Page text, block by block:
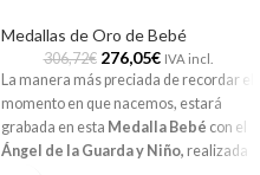
Medallas de Oro de Bebé
306,72€ 276,05€ IVA incl.
La manera más preciada de recordar el
momento en que nacemos, estará
grabada en esta Medalla Bebé con el
Ángel de la Guarda y Niño, realizada